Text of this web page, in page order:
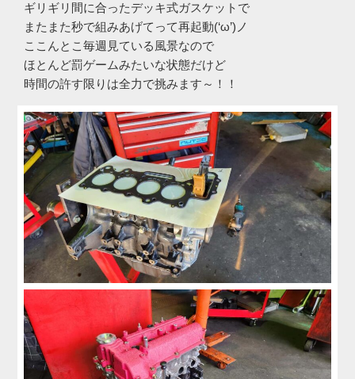
ギリギリ間に合ったデッキ式ガスケットで
またまた秒で組みあげてって再起動(‘ω’)ノ
ここんとこ毎週見ている風景なので
ほとんど罰ゲームみたいな状態だけど
時間の許す限りは全力で挑みます～！！